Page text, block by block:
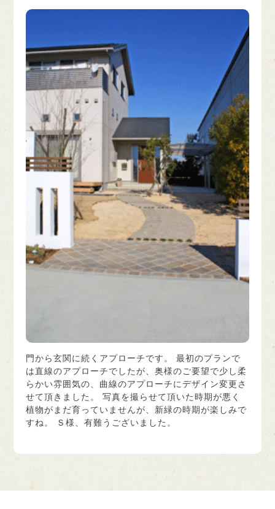
門から玄関に続くアプローチです。 最初のプランで
は直線のアプローチでしたが、奥様のご要望で少し柔
らかい雰囲気の、曲線のアプローチにデザイン変更さ
せて頂きました。 写真を撮らせて頂いた時期が悪く
植物がまだ育っていませんが、新緑の時期が楽しみで
すね。 Ｓ様、有難うございました。